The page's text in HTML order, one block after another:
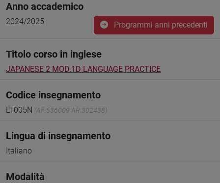
Anno accademico
2024/2025 Programmi anni precedenti
Titolo corso in inglese
JAPANESE 2 MOD.1D LANGUAGE PRACTICE
Codice insegnamento
LT005N (AF:536009 AR:302438)
Lingua di insegnamento
Italiano
Modalità